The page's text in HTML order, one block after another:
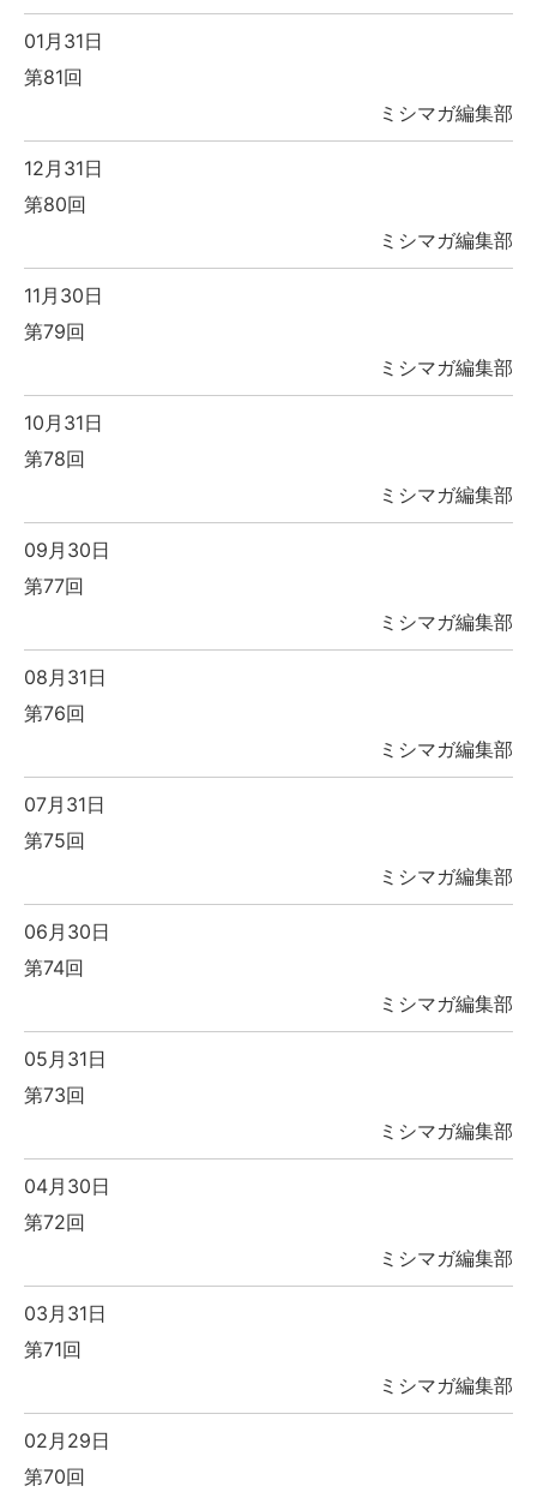
01月31日
第81回
ミシマガ編集部
12月31日
第80回
ミシマガ編集部
11月30日
第79回
ミシマガ編集部
10月31日
第78回
ミシマガ編集部
09月30日
第77回
ミシマガ編集部
08月31日
第76回
ミシマガ編集部
07月31日
第75回
ミシマガ編集部
06月30日
第74回
ミシマガ編集部
05月31日
第73回
ミシマガ編集部
04月30日
第72回
ミシマガ編集部
03月31日
第71回
ミシマガ編集部
02月29日
第70回